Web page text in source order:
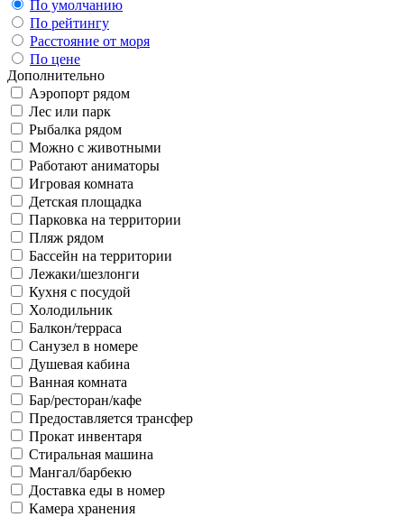
По умолчанию
По рейтингу
Расстояние от моря
По цене
Дополнительно
Аэропорт рядом
Лес или парк
Рыбалка рядом
Можно с животными
Работают аниматоры
Игровая комната
Детская площадка
Парковка на территории
Пляж рядом
Бассейн на территории
Лежаки/шезлонги
Кухня с посудой
Холодильник
Балкон/терраса
Санузел в номере
Душевая кабина
Ванная комната
Бар/ресторан/кафе
Предоставляется трансфер
Прокат инвентаря
Стиральная машина
Мангал/барбекю
Доставка еды в номер
Камера хранения